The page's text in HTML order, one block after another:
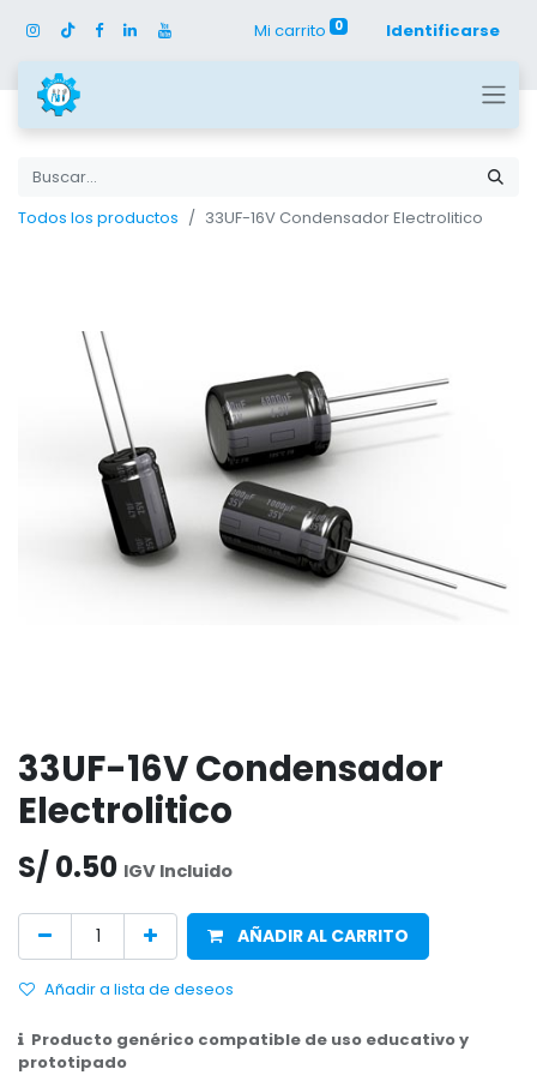
Mi carrito 0 Identificarse
Todos los productos 33UF-16V Condensador Electrolitico
33UF-16V Condensador
Electrolitico
S/ 0.50 IGV Incluido
AÑADIR AL CARRITO
Añadir a lista de deseos
Producto genérico compatible de uso educativo y
prototipado